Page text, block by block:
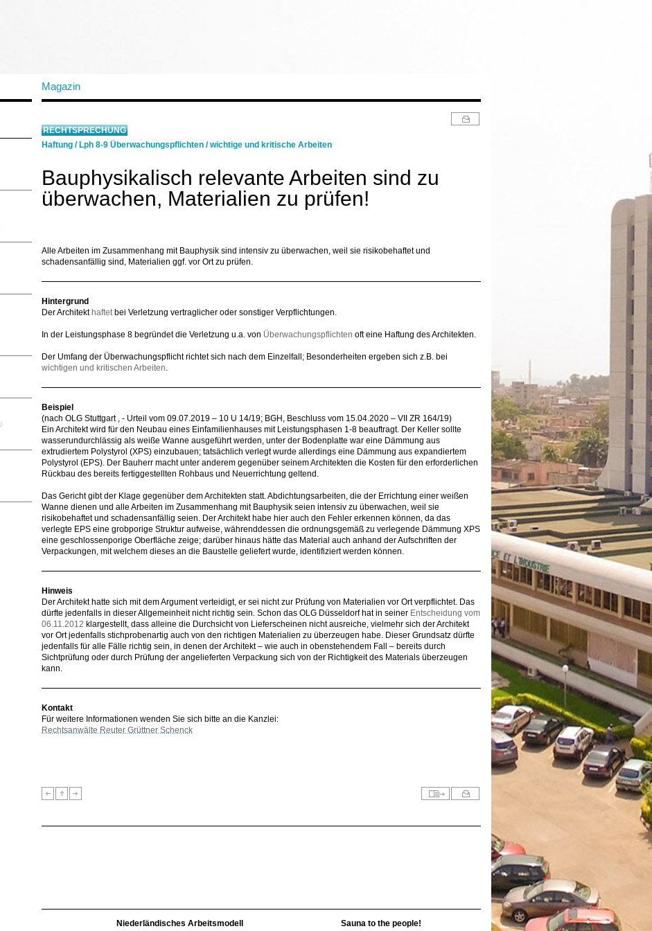
Magazin
RECHTSPRECHUNG
Haftung / Lph 8-9 Überwachungspflichten /wichtige und kritische Arbeiten
Bauphysikalisch relevante Arbeiten sind zu
überwachen, Materialien zu prüfen!
Alle Arbeiten im Zusammenhang mit Bauphysik sind intensiv zu überwachen, weil sie risikobehaftet und
schadensanfällig sind, Materialien ggf. vor Ort zu prüfen.
Hintergrund
Der Architekt haftetbei Verletzung vertraglicher oder sonstiger Verpflichtungen.
In der Leistungsphase 8 begründet die Verletzung u.a. von Überwachungspflichten oft eine Haftung des Architekten.
Der Umfang der Überwachungspflicht richtet sich nach dem Einzelfall; Besonderheiten ergeben sich z.B. bei
wichtigen und kritischen Arbeiten.
Beispiel
(nach OLG Stuttgart , - Urteil vom 09.07.2019 – 10 U 14/19; BGH, Beschluss vom 15.04.2020 – VII ZR 164/19)
Ein Architekt wird für den Neubau eines Einfamilienhauses mit Leistungsphasen 1-8 beauftragt. Der Keller sollte
wasserundurchlässig als weiße Wanne ausgeführt werden, unter der Bodenplatte war eine Dämmung aus
extrudiertem Polystyrol (XPS) einzubauen; tatsächlich verlegt wurde allerdings eine Dämmung aus expandiertem
Polystyrol (EPS). Der Bauherr macht unter anderem gegenüber seinem Architekten die Kosten für den erforderlichen
Rückbau des bereits fertiggestellten Rohbaus und Neuerrichtung geltend.
Das Gericht gibt der Klage gegenüber dem Architekten statt. Abdichtungsarbeiten, die der Errichtung einer weißen
Wanne dienen und alle Arbeiten im Zusammenhang mit Bauphysik seien intensiv zu überwachen, weil sie
risikobehaftet und schadensanfällig seien. Der Architekt habe hier auch den Fehler erkennen können, da das
verlegte EPS eine grobporige Struktur aufweise, währenddessen die ordnungsgemäß zu verlegende Dämmung XPS
eine geschlossenporige Oberfläche zeige; darüber hinaus hätte das Material auch anhand der Aufschriften der
Verpackungen, mit welchem dieses an die Baustelle geliefert wurde, identifiziert werden können.
Hinweis
Der Architekt hatte sich mit dem Argument verteidigt, er sei nicht zur Prüfung von Materialien vor Ort verpflichtet. Das
dürfte jedenfalls in dieser Allgemeinheit nicht richtig sein. Schon das OLG Düsseldorf hat in seiner Entscheidung vom
06.11.2012 klargestellt, dass alleine die Durchsicht von Lieferscheinen nicht ausreiche, vielmehr sich der Architekt
vor Ort jedenfalls stichprobenartig auch von den richtigen Materialien zu überzeugen habe. Dieser Grundsatz dürfte
jedenfalls für alle Fälle richtig sein, in denen der Architekt – wie auch in obenstehendem Fall – bereits durch
Sichtprüfung oder durch Prüfung der angelieferten Verpackung sich von der Richtigkeit des Materials überzeugen
kann.
Kontakt
Für weitere Informationen wenden Sie sich bitte an die Kanzlei:
Rechtsanwälte Reuter Grüttner Schenck
Niederländisches Arbeitsmodell
Sauna to the people!